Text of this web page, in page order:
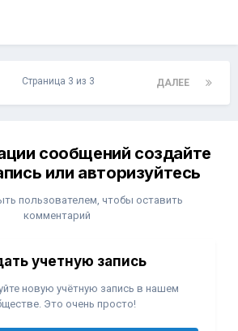
ДАЛЕЕ
Страница 3 из 3
сообщений создайте
или авторизуйтесь
пользователем, чтобы оставить
комментарий
учетную запись
новую учётную запись в нашем
Это очень просто!